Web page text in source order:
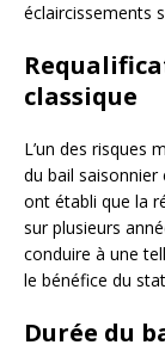
éclaircissements
classique
L’un des risques
du bail saisonnier
ont établi que la
sur plusieurs
conduire à une
le bénéfice du
Durée du